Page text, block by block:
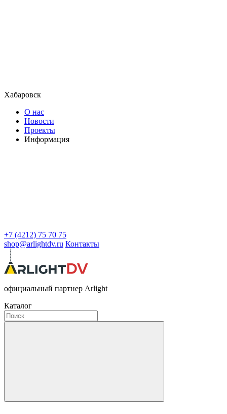
Хабаровск
О нас
Новости
Проекты
Информация
+7 (4212) 75 70 75
shop@arlightdv.ru Контакты
официальный партнер Arlight
Каталог